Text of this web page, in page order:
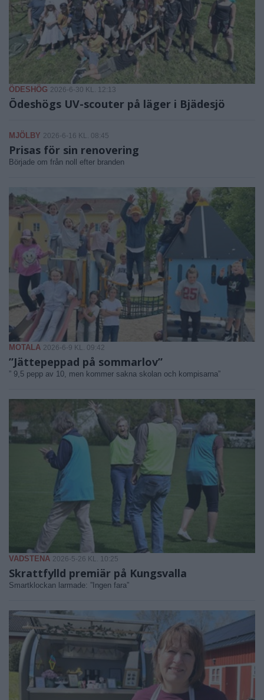
ÖDESHÖG 2026-6-30 KL. 12:13
Ödeshögs UV-scouter på läger i Bjädesjö
MJÖLBY 2026-6-16 KL. 08:45
Prisas för sin renovering
Började om från noll efter branden
MOTALA 2026-6-9 KL. 09:42
”Jättepeppad på sommarlov”
” 9,5 pepp av 10, men kommer sakna skolan och kompisarna”
VADSTENA 2026-5-26 KL. 10:25
Skrattfylld premiär på Kungsvalla
Smartklockan larmade: ”Ingen fara”